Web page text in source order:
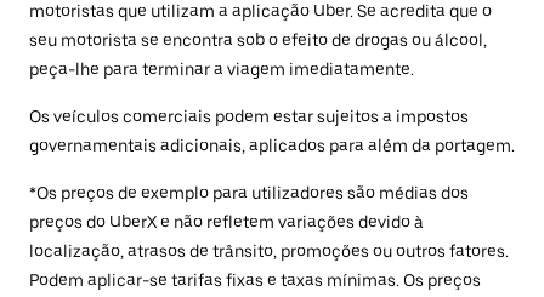
motoristas que utilizam a aplicação Uber. Se acredita que o
seu motorista se encontra sob o efeito de drogas ou álcool,
peça-lhe para terminar a viagem imediatamente.
Os veículos comerciais podem estar sujeitos a impostos
governamentais adicionais, aplicados para além da portagem.
*Os preços de exemplo para utilizadores são médias dos
preços do UberX e não refletem variações devido à
localização, atrasos de trânsito, promoções ou outros fatores.
Podem aplicar-se tarifas fixas e taxas mínimas. Os preços